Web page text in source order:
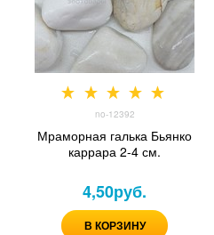
no-12392
Мраморная галька Бьянко
каррара 2-4 см.
4,50руб.
В КОРЗИНУ